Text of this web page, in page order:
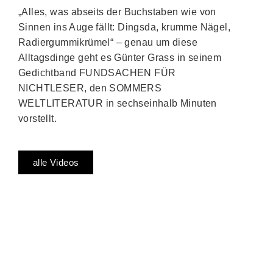
„Alles, was abseits der Buchstaben wie von
Sinnen ins Auge fällt: Dingsda, krumme Nägel,
Radiergummikrümel“ – genau um diese
Alltagsdinge geht es Günter Grass in seinem
Gedichtband FUNDSACHEN FÜR
NICHTLESER, den SOMMERS
WELTLITERATUR in sechseinhalb Minuten
vorstellt.
alle Videos